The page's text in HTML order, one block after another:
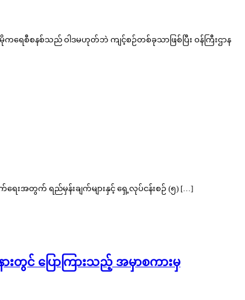
မိုကရေစီစနစ်သည် ဝါဒမဟုတ်ဘဲ ကျင့်စဉ်တစ်ခုသာဖြစ်ပြီး ဝန်ကြီးဌာန
းအတွက် ရည်မှန်းချက်များနှင့် ရှေ့လုပ်ငန်းစဉ် (၅) […]
ားတွင် ပြောကြားသည့် အမှာစကားမှ